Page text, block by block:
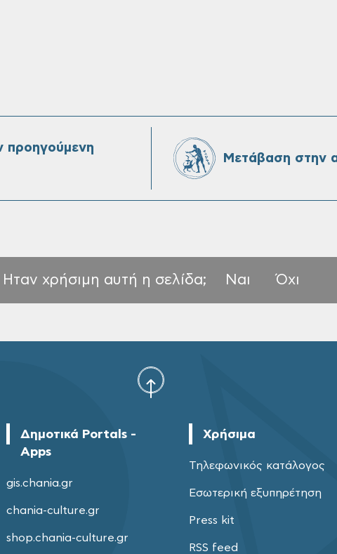
προηγούμενη
Μετάβαση στην
Ηταν χρήσιμη αυτή η σελίδα; Ναι Όχι
Δημοτικά Portals -
Apps
gis.chania.gr
chania-culture.gr
shop.chania-culture.gr
Χρήσιμα
Τηλεφωνικός κατάλογος
Εσωτερική εξυπηρέτηση
Press kit
RSS feed